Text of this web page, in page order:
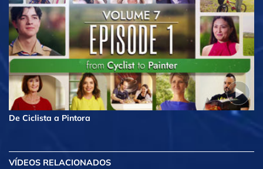
De Ciclista a Pintora
VÍDEOS RELACIONADOS